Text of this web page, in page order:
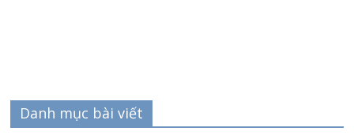
Danh mục bài viết